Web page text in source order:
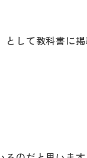
して教科書に